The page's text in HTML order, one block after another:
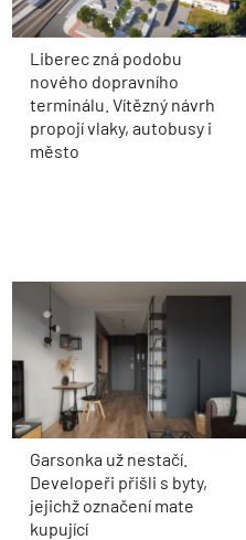
Liberec zná podobu
nového dopravního
terminálu. Vítězný návrh
propojí vlaky, autobusy i
město
Garsonka už nestačí.
Developeři přišli s byty,
jejichž označení mate
kupující